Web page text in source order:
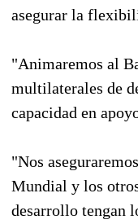
asegurar la
"Animaremos al
multilaterales de
capacidad en
"Nos
Mundial y los
desarrollo tengan